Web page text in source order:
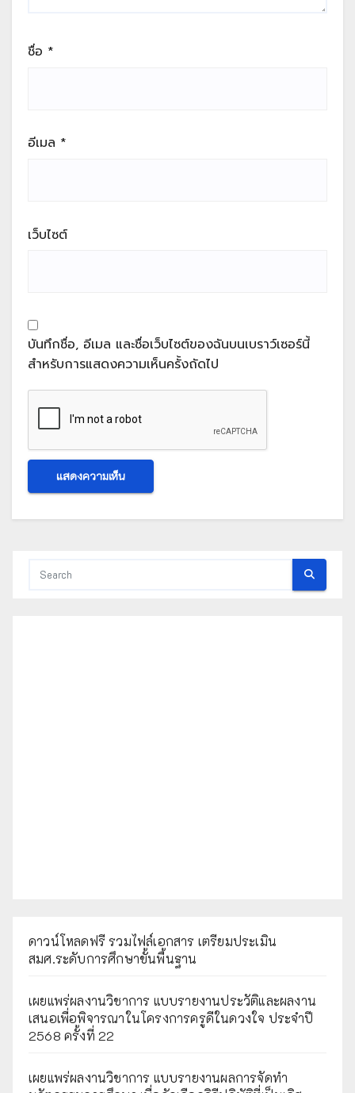
ชื่อ *
อีเมล *
เว็บไซต์
บันทึกชื่อ, อีเมล และชื่อเว็บไซต์ของฉันบนเบราว์เซอร์นี้
สำหรับการแสดงความเห็นครั้งถัดไป
ดาวน์โหลดฟรี รวมไฟล์เอกสาร เตรียมประเมิน
สมศ.ระดับการศึกษาขั้นพื้นฐาน
เผยแพร่ผลงานวิชาการ แบบรายงานประวัติและผลงาน
เสนอเพื่อพิจารณาในโครงการครูดีในดวงใจ ประจำปี
2568 ครั้งที่ 22
เผยแพร่ผลงานวิชาการ แบบรายงานผลการจัดทำ